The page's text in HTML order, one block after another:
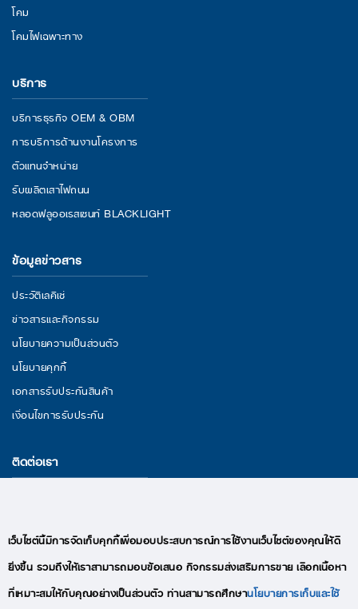
โคม
โคมไฟเฉพาะทาง
บริการ
บริการธุรกิจ OEM & OBM
การบริการด้านงานโครงการ
ตัวแทนจำหน่าย
รับผลิตเสาไฟถนน
หลอดฟลูออเรสเซนท์ BLACKLIGHT
ข้อมูลข่าวสาร
ประวัติเลคิเซ่
ข่าวสารและกิจกรรม
นโยบายความเป็นส่วนตัว
นโยบายคุกกี้
เอกสารรับประกันสินค้า
เงื่อนไขการรับประกัน
ติดต่อเรา
โทร : +66(0)95-409-9280
เว็บไซต์นี้มีการจัดเก็บคุกกี้เพื่อมอบประสบการณ์การใช้งานเว็บไซต์ของคุณให้ดี
ยิ่งขึ้น รวมถึงให้เราสามารถมอบข้อเสนอ กิจกรรมส่งเสริมการขาย เลือกเนื้อหา
ที่เหมาะสมให้กับคุณอย่างเป็นส่วนตัว ท่านสามารถศึกษานโยบายการเก็บและใช้